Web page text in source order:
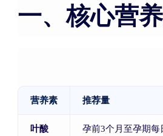
一、核心营
营养素 推荐量
叶酸 孕前3个月至孕期每